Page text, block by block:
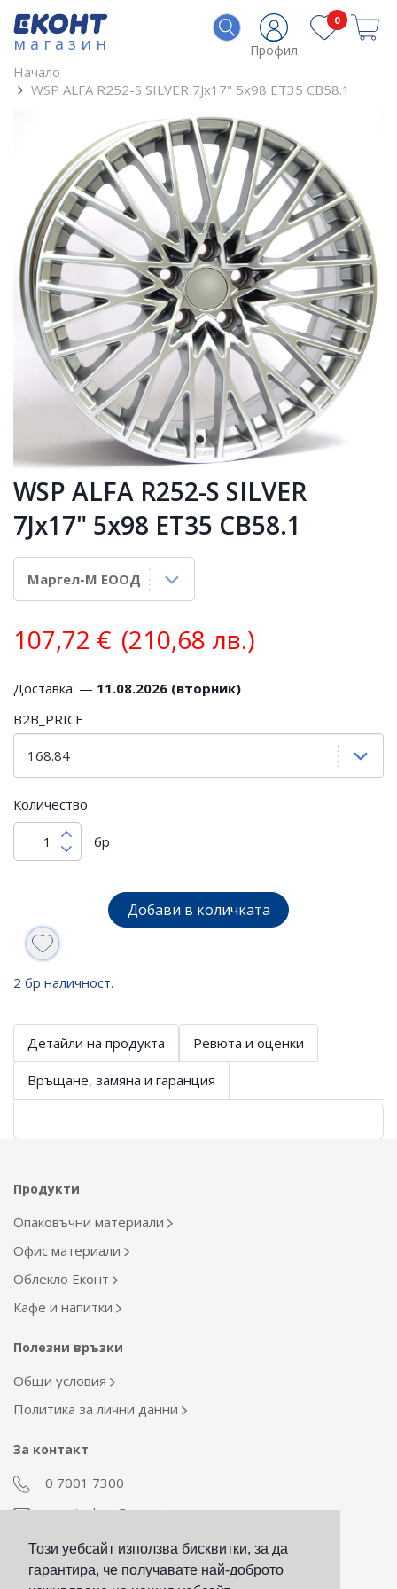
Този уебсайт използва бисквитки, за да
гарантира, че получавате най-доброто
магазин Профил
0
Начало
WSP ALFA R252-S SILVER 7Jx17" 5x98 ET35 CB58.1
WSP ALFA R252-S SILVER
7Jx17" 5x98 ET35 CB58.1
107,72 € (210,68 лв.)
Доставка: — 11.08.2026 (вторник)
B2B_PRICE
Количество
бр
Добави в количката
2 бр наличност.
Детайли на продукта Ревюта и оценки
Връщане, замяна и гаранция
Продукти
Опаковъчни материали
Офис материали
Облекло Еконт
Кафе и напитки
Полезни връзки
Общи условия
Политика за лични данни
За контакт
0 7001 7300
econt_shop@econt.com
Екип Материални ресурси